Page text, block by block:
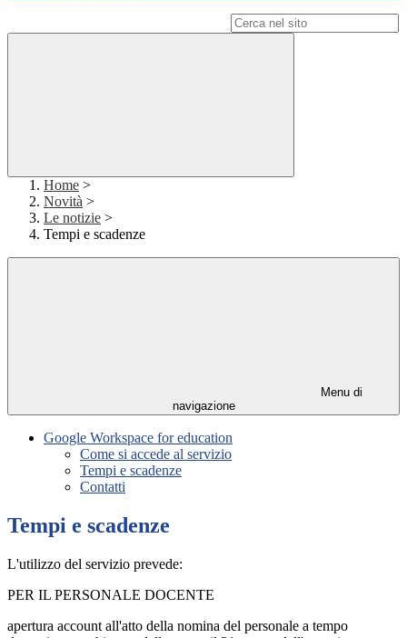
Home >
Novità >
Le notizie >
Tempi e scadenze
Menu di
navigazione
Google Workspace for education
Come si accede al servizio
Tempi e scadenze
Contatti
Tempi e scadenze
L'utilizzo del servizio prevede:
PER IL PERSONALE DOCENTE
apertura account all'atto della nomina del personale a tempo